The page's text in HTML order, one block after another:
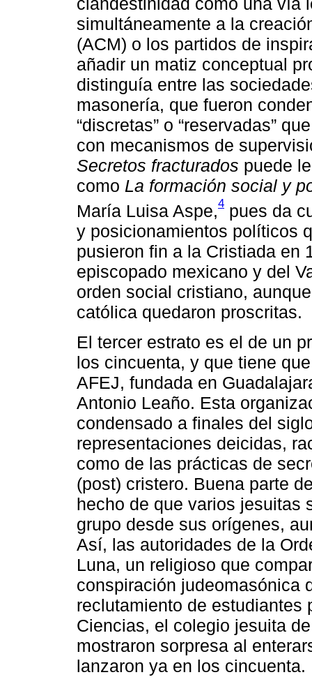
simultáneamente a la
(ACM) o los partidos de
añadir un matiz conceptual
distinguía entre las
masonería, que fueron
“discretas” o “reservadas”
con mecanismos de
Secretos fracturados puede
como La formación social y
María Luisa Aspe,4 pues da
y posicionamientos políticos
pusieron fin a la Cristiada en
episcopado mexicano y del
orden social cristiano,
católica quedaron proscritas.
El tercer estrato es el de un
los cincuenta, y que tiene
AFEJ, fundada en
Antonio Leaño. Esta
condensado a finales del
representaciones deicidas,
como de las prácticas de
(post) cristero. Buena parte
hecho de que varios jesuitas
grupo desde sus orígenes,
Así, las autoridades de la
Luna, un religioso que
conspiración judeomasónica
reclutamiento de estudiantes
Ciencias, el colegio jesuita
mostraron sorpresa al
lanzaron ya en los cincuenta.